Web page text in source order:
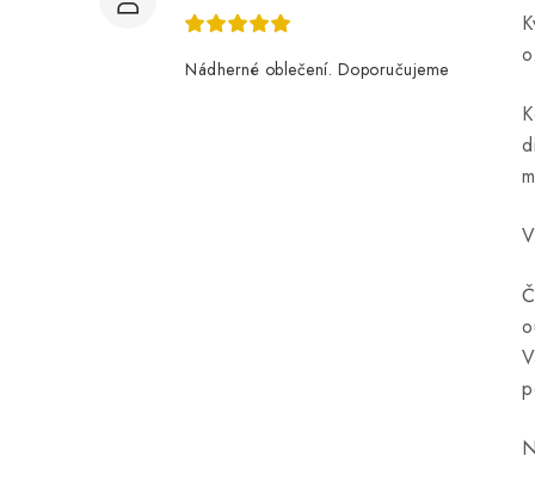
Nádherné oblečení. Doporučujeme